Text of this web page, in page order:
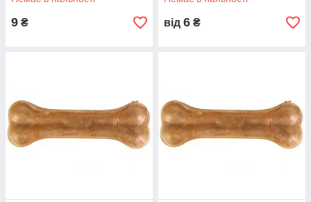
9 ₴ від 6 ₴